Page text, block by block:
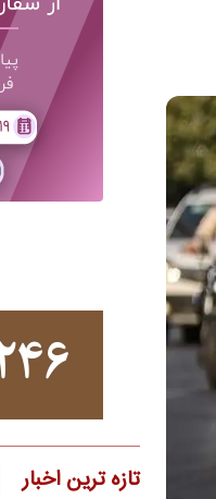
تازه ترین اخبار